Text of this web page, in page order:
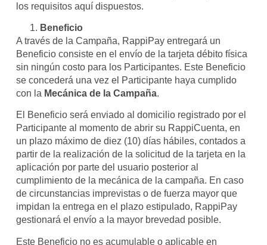
los requisitos aquí dispuestos.
Beneficio
A través de la Campaña, RappiPay entregará un
Beneficio consiste en el envío de la tarjeta débito física
sin ningún costo para los Participantes. Este Beneficio
se concederá una vez el Participante haya cumplido
con la Mecánica de la Campaña.
El Beneficio será enviado al domicilio registrado por el
Participante al momento de abrir su RappiCuenta, en
un plazo máximo de diez (10) días hábiles, contados a
partir de la realización de la solicitud de la tarjeta en la
aplicación por parte del usuario posterior al
cumplimiento de la mecánica de la campaña. En caso
de circunstancias imprevistas o de fuerza mayor que
impidan la entrega en el plazo estipulado, RappiPay
gestionará el envío a la mayor brevedad posible.
Este Beneficio no es acumulable o aplicable en